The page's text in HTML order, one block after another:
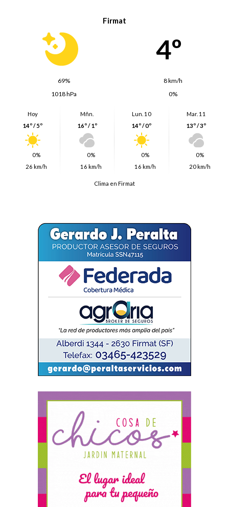
Firmat
4º
69%
8 km/h
1018 hPa
0%
Hoy
14º / 5º
0%
26 km/h
Mñn.
16º / 1º
0%
16 km/h
Lun. 10
14º / 0º
0%
16 km/h
Mar. 11
13º / 3º
0%
20 km/h
Clima en Firmat